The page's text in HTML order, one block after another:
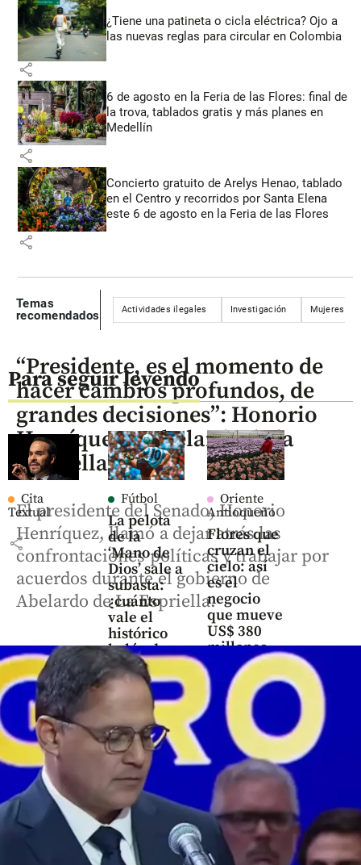
¿Tiene una patineta o cicla eléctrica? Ojo a
las nuevas reglas para circular en Colombia
share
6 de agosto en la Feria de las Flores: final de
la trova, tablados gratis y más planes en
Medellín
share
Concierto gratuito de Arelys Henao, tablado
en el Centro y recorridos por Santa Elena
este 6 de agosto en la Feria de las Flores
share
Temas
recomendados
Actividades ilegales Investigación Mujeres
Para seguir leyendo
Cita
Textual
share
Fútbol
La pelota
de la
‘Mano de
Dios’ sale a
subasta:
¿cuánto
vale el
histórico
balón de
Maradona?
share
Oriente
Antioqueño
Flores que
cruzan el
cielo: así
es el
negocio
que mueve
US$ 380
millones
en el
Oriente
antioqueño
Columnistas
Competencia
“Presidente, es el momento de
hacer cambios profundos, de
grandes decisiones”: Honorio
Henríquez a Abelardo de la
Espriella
El presidente del Senado, Honorio
Henríquez, llamó a dejar atrás las
confrontaciones políticas y trabajar por
acuerdos durante el gobierno de
Abelardo de La Espriella.